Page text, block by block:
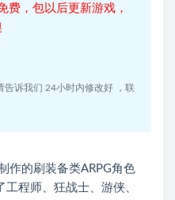
费，包以后更新游戏，
告诉我们 24小时内修改好 ，联
作的刷装备类ARPG角色
程师、狂战士、游侠、